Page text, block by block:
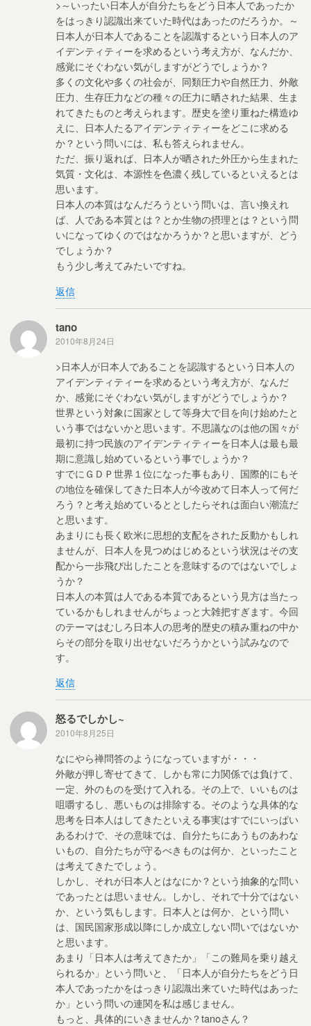
>～いったい日本人が自分たちをどう日本人であったか
をはっきり認識出来ていた時代はあったのだろうか。～
日本人が日本人であることを認識するという日本人のア
イデンティティーを求めるという考え方が、なんだか、
感覚にそぐわない気がしますがどうでしょうか？
多くの文化や多くの社会が、同類圧力や自然圧力、外敵
圧力、生存圧力などの種々の圧力に晒された結果、生ま
れてきたものと考えられます。歴史を塗り重ねた構造ゆ
えに、日本人たるアイデンティティーをどこに求める
か？という問いには、私も答えられません。
ただ、振り返れば、日本人が晒された外圧から生まれた
気質・文化は、本源性を色濃く残しているといえるとは
思います。
日本人の本質はなんだろうという問いは、言い換えれ
ば、人である本質とは？とか生物の摂理とは？という問
いになってゆくのではなかろうか？と思いますが、どう
でしょうか？
もう少し考えてみたいですね。
返信
tano
2010年8月24日
>日本人が日本人であることを認識するという日本人の
アイデンティティーを求めるという考え方が、なんだ
か、感覚にそぐわない気がしますがどうでしょうか？
世界という対象に国家として等身大で目を向け始めたと
いう事ではないかと思います。不思議なのは他の国々が
最初に持つ民族のアイデンティティーを日本人は最も最
期に意識し始めているという事でしょうか？
すでにＧＤＰ世界１位になった事もあり、国際的にもそ
の地位を確保してきた日本人が今改めて日本人って何だ
ろう？と考え始めているととしたらそれは面白い潮流だ
と思います。
あまりにも長く欧米に思想的支配をされた反動かもしれ
ませんが、日本人を見つめはじめるという状況はその支
配から一歩飛び出したことを意味するのではないでしょ
うか？
日本人の本質は人である本質であるという見方は当たっ
ているかもしれませんがちょっと大雑把すぎます。今回
のテーマはむしろ日本人の思考的歴史の積み重ねの中か
らその部分を取り出せないだろうかという試みなので
す。
返信
怒るでしかし~
2010年8月25日
なにやら禅問答のようになっていますが・・・
外敵が押し寄せてきて、しかも常に力関係では負けて、
一定、外のものを受けて入れる。その上で、いいものは
咀嚼するし、悪いものは排除する。そのような具体的な
思考を日本人はしてきたといえる事実はすでにいっぱい
あるわけで、その意味では、自分たちにあうものあわな
いもの、自分たちが守るべきものは何か、といったこと
は考えてきたでしょう。
しかし、それが日本人とはなにか？という抽象的な問い
であったとは思いません。しかし、それで十分ではない
か、という気もします。日本人とは何か、という問い
は、国民国家形成以降にしか成立しない問いではないか
と思います。
あまり「日本人は考えてきたか」「この難局を乗り越え
られるか」という問いと、「日本人が自分たちをどう日
本人であったかをはっきり認識出来ていた時代はあった
か」という問いの連関を私は感じません。
もっと、具体的にいきませんか？tanoさん？